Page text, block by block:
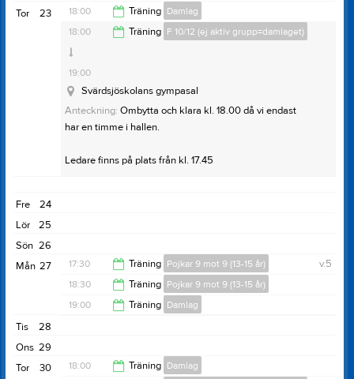
23
Tor 18:00 Träning Damlag
19:00
Svärdsjöskolans gympasal
Anteckning:Inomhusträning med spel och aktiv vila.
För de som hinner, gärna uppvärmd och klar med
knäkontroll när klockan slår 18.00.
Flicklaget deltar.
18:00 Träning F 10/12 (ej aktiv grupp=damlaget)
19:00
Svärdsjöskolans gympasal
Anteckning: Ombytta och klara kl. 18.00 då vi endast
har en timme i hallen.
Ledare finns på plats från kl. 17.45
24
Fre
25
Lör
26
Sön
27
Mån v.5
17:30 Träning Pojkar 9 mot 9 (13-15 år)
18:30
18:30 Träning Pojkar 9 mot 9 (13-15 år)
19:00 Träning Damlag
28
Tis
29
Ons
30
Tor 18:00 Träning Damlag